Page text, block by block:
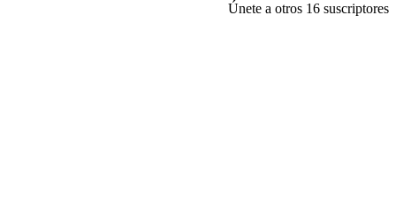
Únete a otros 16 suscriptores